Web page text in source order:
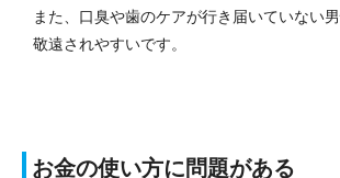
また、口臭や歯のケアが行き届いていない
敬遠されやすいです。
お金の使い方に問題がある